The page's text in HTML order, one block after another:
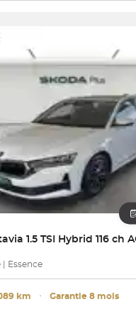
1.5 TSI Hybrid 116 ch
Essence
km ･ Garantie 8 mois